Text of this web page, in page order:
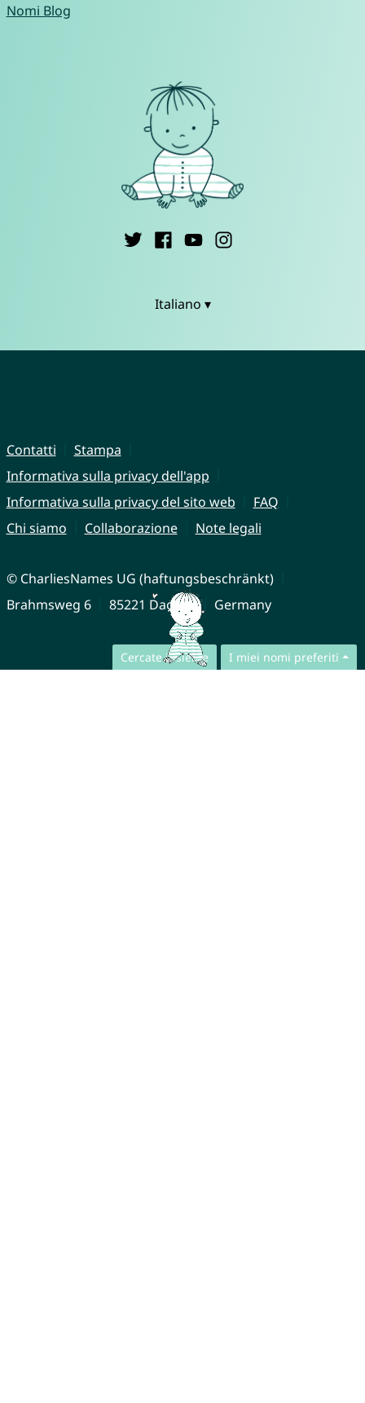
Cercate insieme I miei nomi preferiti
Nomi Blog
Italiano ▾
Contatti
Stampa
Informativa sulla privacy dell'app
Informativa sulla privacy del sito web
FAQ
Chi siamo
Collaborazione Note legali
© CharliesNames UG (haftungsbeschränkt)
Brahmsweg 6
85221 Dachau Germany